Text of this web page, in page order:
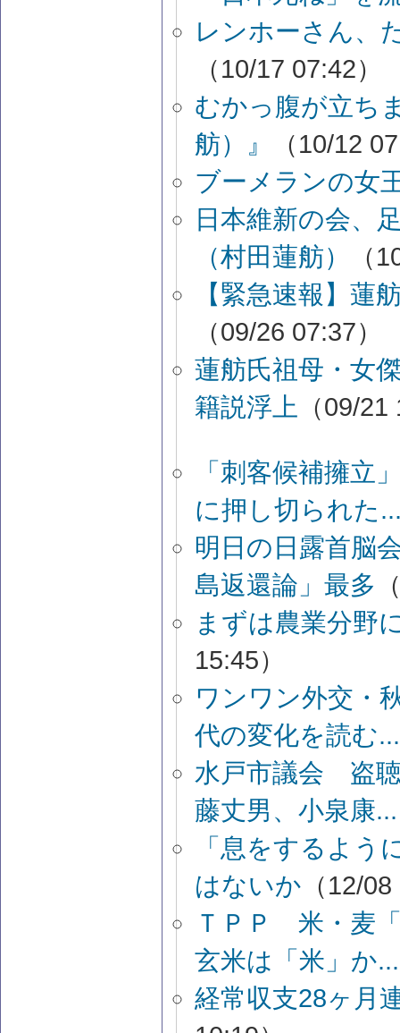
レンホーさん、
（10/17 07:42）
むかっ腹が立ち
舫）』
（10/12
ブーメランの女
日本維新の会、
（村田蓮舫）
（
【緊急速報】蓮
（09/26 07:37）
蓮舫氏祖母・女
籍説浮上 （09/
「刺客候補擁
に押し切られた
明日の日露首脳
島返還論」最多
まずは農業分野
15:45）
ワンワン外交・
代の変化を読む...
水戸市議会 盗
藤丈男、小泉康...
「息をするよう
はないか （12/
ＴＰＰ 米・麦
玄米は「米」か...
経常収支28ヶ月